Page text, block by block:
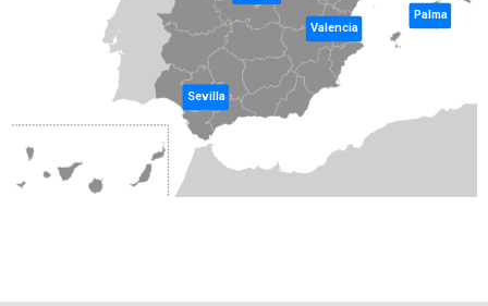
Valencia
Sevilla
Palma